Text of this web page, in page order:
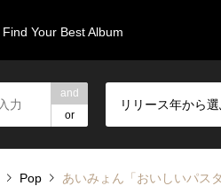
Find Your Best Album
and
or
リリース年から選
Pop あいみょん「おいしいパス